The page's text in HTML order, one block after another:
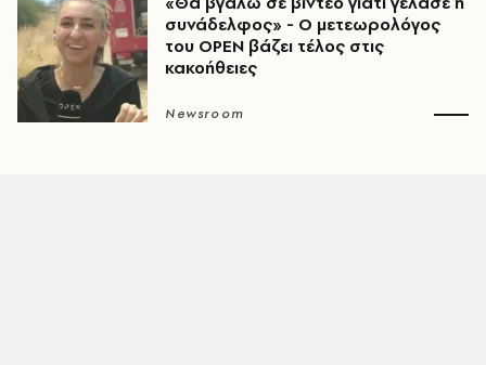
συνάδελφος» - Ο μετεωρολόγος
του OPEN βάζει τέλος στις
κακοήθειες
Newsroom